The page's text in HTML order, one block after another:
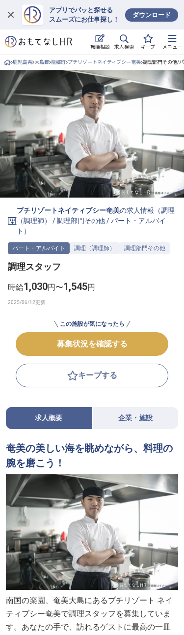
アプリでパッと探せる
スムーズにお仕事探し！
ダウンロード
転職相談 求人検索 キープ メニュー
ログイン
求人・施設を探す
キープした求人
就職・転職 合同説明会
おもてなしHRについて
ご利用の流れ
よくある質問
ホテル・宿泊業界情報コラム
採用をお考えの企業様へ
鹿児島県 大島郡 龍郷町 プチリゾートネイティブシー奄美 調理部門その他/
プチリゾートネイティブシー奄美の求人情報（調理
（調理師）
/調理部門その他/パート・アルバイ
ト ）
パート・アルバイト 調理（調理師） 調理部門その他
調理スタッフ
時給1,030円〜1,545円
この施設が気になったら
募集状況を確認する
キープする
求人概要 企業・施設
奄美の美しい海を眺めながら、料理の
腕を磨こう！
南国の楽園、奄美大島にあるプチリゾート ネイ
ティブシー奄美で調理スタッフを募集していま
す。あなたの手で、訪れるゲストに最高の一皿